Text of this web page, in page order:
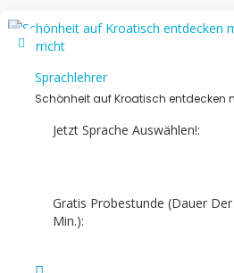
Sprachlehrer
Schönheit auf Kroatisch entdecken
Jetzt Sprache Auswählen!:
Gratis Probestunde (Dauer
Min.):